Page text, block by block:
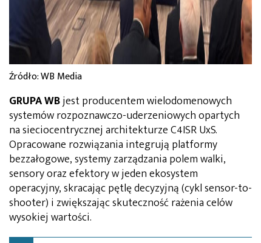
Źródło: WB Media
GRUPA WBjest producentem wielodomenowych
systemów rozpoznawczo-uderzeniowych opartych
na sieciocentrycznej architekturze C4ISR UxS.
Opracowane rozwiązania integrują platformy
bezzałogowe, systemy zarządzania polem walki,
sensory oraz efektory w jeden ekosystem
operacyjny, skracając pętlę decyzyjną (cykl sensor-to-
shooter) i zwiększając skuteczność rażenia celów
wysokiej wartości.